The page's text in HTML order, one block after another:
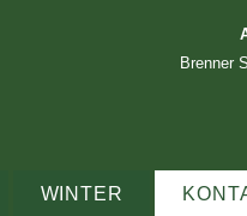
Brenner
WINTER